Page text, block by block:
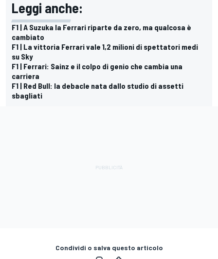
Leggi anche:
F1 | A Suzuka la Ferrari riparte da zero, ma qualcosa è
cambiato
F1 | La vittoria Ferrari vale 1,2 milioni di spettatori medi
su Sky
F1 | Ferrari: Sainz e il colpo di genio che cambia una
carriera
F1 | Red Bull: la debacle nata dallo studio di assetti
sbagliati
Condividi o salva questo articolo